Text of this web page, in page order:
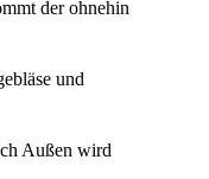
der ohnehin
und
Außen wird